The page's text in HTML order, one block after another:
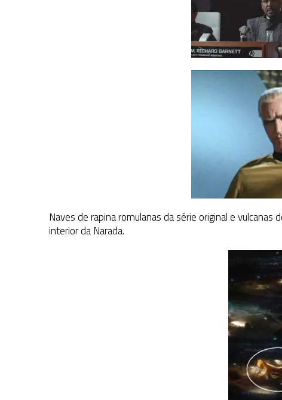
Naves de rapina romulanas da série original e vulcanas
interior da Narada.